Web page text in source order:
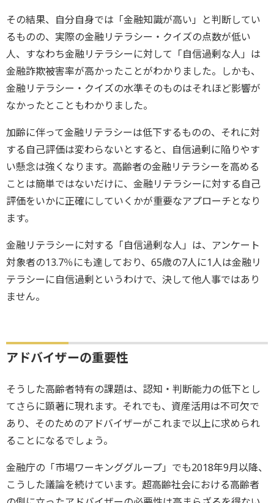
その結果、自分自身では「金融知識が高い」と判断してい
るものの、実際の金融リテラシー・クイズの点数が低い
人、すなわち金融リテラシーに対して「自信過剰な人」は
金融詐欺被害率が高かったことがわかりました。しかも、
金融リテラシー・クイズの水準そのものはそれほど影響が
なかったとこともわかりました。
加齢に伴って金融リテラシーは低下するものの、それに対
する自己評価は変わらないとすると、自信過剰に陥りやす
い懸念は強くなります。高齢者の金融リテラシーを高める
ことは簡単ではないだけに、金融リテラシーに対する自己
評価をいかに正確にしていくかが重要なアプローチとなり
ます。
金融リテラシーに対する「自信過剰な人」は、アンケート
対象者の13.7％にも達しており、65歳の7人に1人は金融リ
テラシーに自信過剰というわけで、決して他人事ではあり
ません。
アドバイザーの重要性
そうした高齢者特有の課題は、認知・判断能力の低下とし
てさらに顕著に現れます。それでも、資産活用は不可欠で
あり、そのためのアドバイザーがこれまで以上に求められ
ることになるでしょう。
金融庁の「市場ワーキンググループ」でも2018年9月以降、
こうした議論を続けています。超高齢社会における高齢者